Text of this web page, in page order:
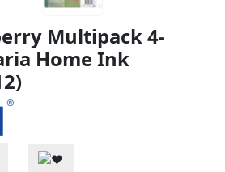
Multipack 4-
Home Ink